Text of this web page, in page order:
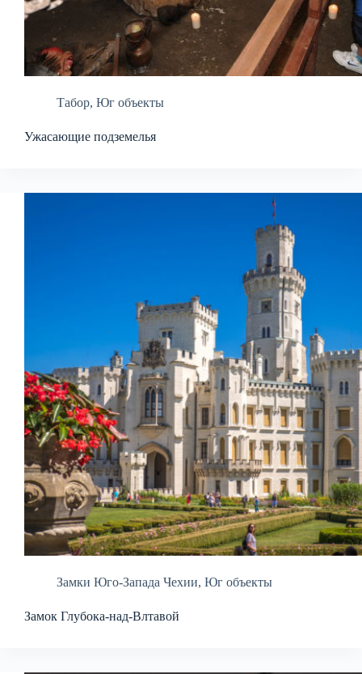
Табор, Юг объекты
Ужасающие подземелья
Замки Юго-Запада Чехии, Юг объекты
Замок Глубока-над-Влтавой